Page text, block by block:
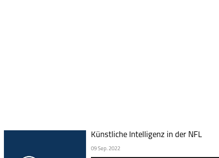
Künstliche Intelligenz in der NFL
09 Sep. 2022